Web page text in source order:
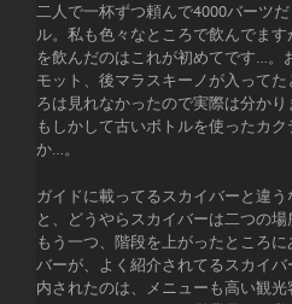
二人で一杯ずつ頼んで4000バーツ
ル。私も色々なところで飲んでま
を飲んだのはこれが初めてです…。
モット、後マラスキーノが入って
ろは見れなかったので実際は分かり
もしかして古いボトルを使ったカ
か…。
ガイドに載ってるスカイバーと違
と、どうやらスカイバーは二つの
もう一つ、階段を上がったところ
バーが、よく紹介されてるスカイ
内されたのは、メニューも高い観